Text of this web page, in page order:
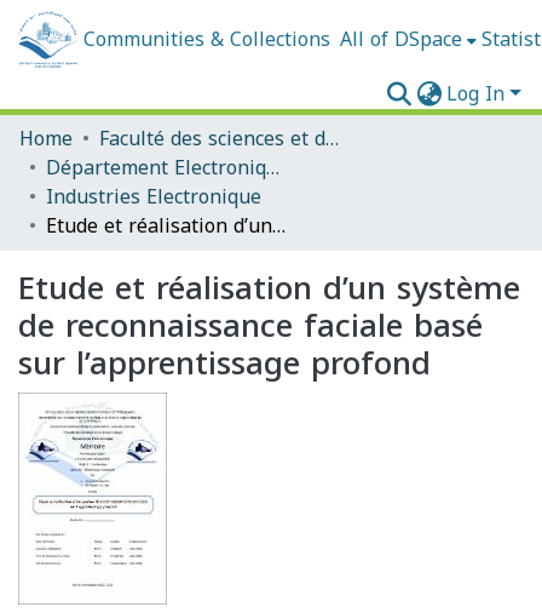
Communities & Collections All of DSpace
Log In
Home
Faculté des sciences et de la technologie
Département Electronique
Industries Electronique
Etude et réalisation d’un système de reconnaissance faciale basé sur l’apprentissage profond
Etude et réalisation d’un système
de reconnaissance faciale basé
sur l’apprentissage profond